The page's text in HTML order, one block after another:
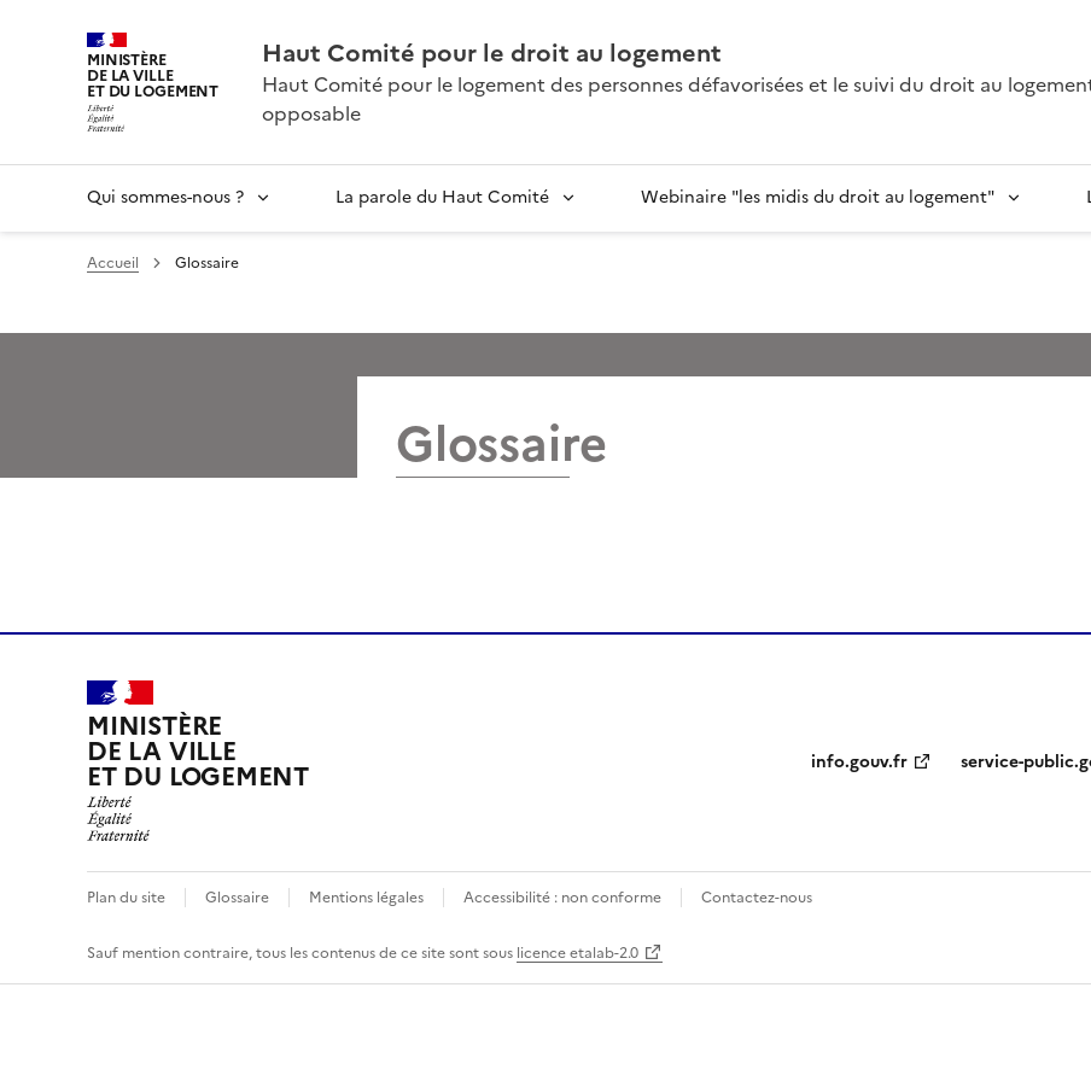
MINISTÈRE
DE LA VILLE
ET DU LOGEMENT
Haut Comité pour le droit au logement
Haut Comité pour le logement des personnes défavorisées et le suivi du droit au
opposable
Qui sommes-nous ? La parole du Haut Comité Webinaire "les midis du droit au logement"
Accueil Glossaire
Glossaire
MINISTÈRE
DE LA VILLE
ET DU LOGEMENT info.gouv.fr service-
Plan du site Glossaire Mentions légales Accessibilité : non conforme Contactez-nous
Sauf mention contraire, tous les contenus de ce site sont sous licence etalab-2.0